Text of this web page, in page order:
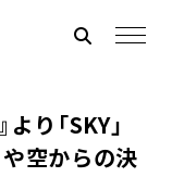
り「SKY」
空からの決